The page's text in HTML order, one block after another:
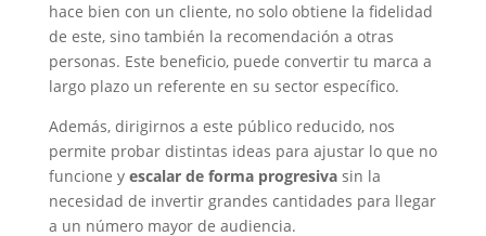
hace bien con un cliente, no solo obtiene la fidelidad
de este, sino también la recomendación a otras
personas. Este beneficio, puede convertir tu marca a
largo plazo un referente en su sector específico.
Además, dirigirnos a este público reducido, nos
permite probar distintas ideas para ajustar lo que no
funcione y escalar de forma progresivasin la
necesidad de invertir grandes cantidades para llegar
a un número mayor de audiencia.